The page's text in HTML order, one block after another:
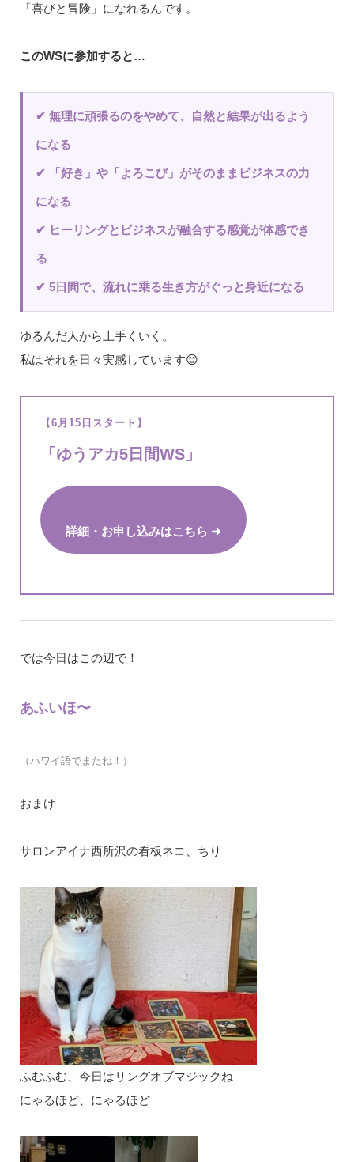
「喜びと冒険」になれるんです。
このWSに参加すると…
✔ 無理に頑張るのをやめて、自然と結果が出るよう
になる
✔ 「好き」や「よろこび」がそのままビジネスの力
になる
✔ ヒーリングとビジネスが融合する感覚が体感でき
る
✔ 5日間で、流れに乗る生き方がぐっと身近になる
ゆるんだ人から上手くいく。
私はそれを日々実感しています😊
【6月15日スタート】
「ゆうアカ5日間WS」
詳細・お申し込みはこちら ➜
では今日はこの辺で！
あふいほ〜
（ハワイ語でまたね！）
おまけ
サロンアイナ西所沢の看板ネコ、ちり
ふむふむ、今日はリングオブマジックね
にゃるほど、にゃるほど